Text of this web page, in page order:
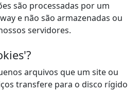
são processadas por um
e não são armazenadas ou
servidores.
arquivos que um site ou
transfere para o disco rígido